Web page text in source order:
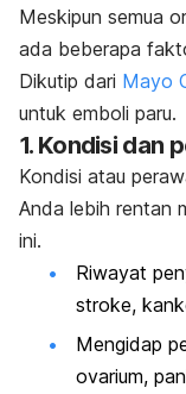
Meskipun semua
ada beberapa
Dikutip dari Mayo
untuk emboli paru.
1. Kondisi dan
Kondisi atau
Anda lebih rentan
ini.
Riwayat
stroke,
Mengidap
ovarium,